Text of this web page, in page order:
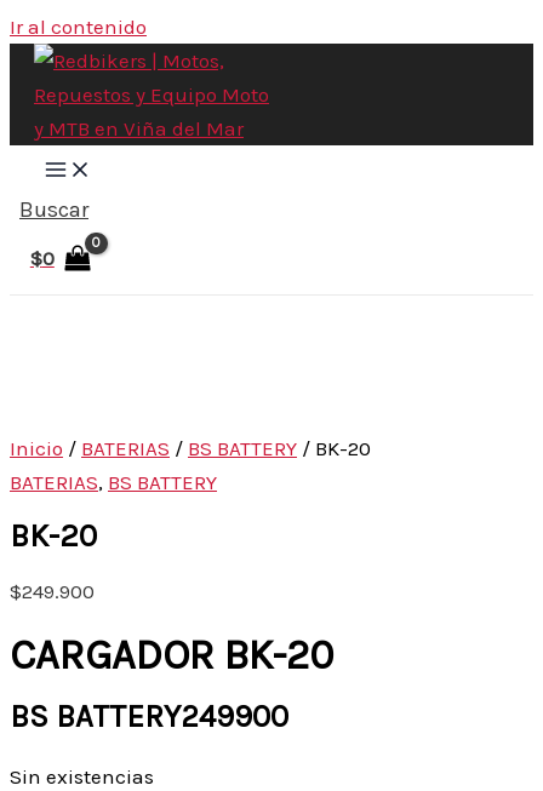
Ir al contenido
Buscar
$0
Inicio / BATERIAS / BS BATTERY / BK-20
BATERIAS, BS BATTERY
BK-20
$249.900
CARGADOR BK-20
BS BATTERY249900
Sin existencias